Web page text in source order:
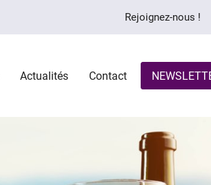
Rejoignez-nous !
Actualités Contact